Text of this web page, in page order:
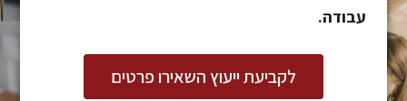
עבודה.
לקביעת ייעוץ השאירו פרטים